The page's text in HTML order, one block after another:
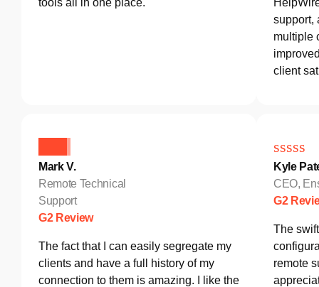
support,
multiple
client
Mark V.
Remote Technical
Support
G2 Review
The fact that I can easily segregate my
clients and have a full history of my
connection to them is amazing. I like the
Kyle
CEO,
G2
The
remote